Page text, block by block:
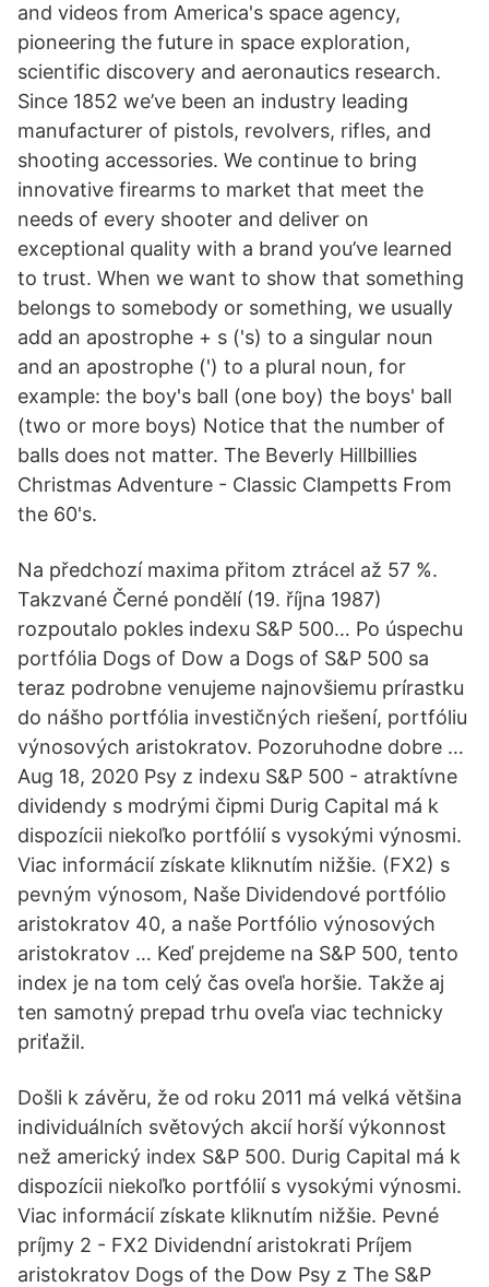
and videos from America's space agency,
pioneering the future in space exploration,
scientific discovery and aeronautics research.
Since 1852 we’ve been an industry leading
manufacturer of pistols, revolvers, rifles, and
shooting accessories. We continue to bring
innovative firearms to market that meet the
needs of every shooter and deliver on
exceptional quality with a brand you’ve learned
to trust. When we want to show that something
belongs to somebody or something, we usually
add an apostrophe + s ('s) to a singular noun
and an apostrophe (') to a plural noun, for
example: the boy's ball (one boy) the boys' ball
(two or more boys) Notice that the number of
balls does not matter. The Beverly Hillbillies
Christmas Adventure - Classic Clampetts From
the 60's.
Na předchozí maxima přitom ztrácel až 57 %.
Takzvané Černé pondělí (19. října 1987)
rozpoutalo pokles indexu S&P 500… Po úspechu
portfólia Dogs of Dow a Dogs of S&P 500 sa
teraz podrobne venujeme najnovšiemu prírastku
do nášho portfólia investičných riešení, portfóliu
výnosových aristokratov. Pozoruhodne dobre …
Aug 18, 2020 Psy z indexu S&P 500 - atraktívne
dividendy s modrými čipmi Durig Capital má k
dispozícii niekoľko portfólií s vysokými výnosmi.
Viac informácií získate kliknutím nižšie. (FX2) s
pevným výnosom, Naše Dividendové portfólio
aristokratov 40, a naše Portfólio výnosových
aristokratov … Keď prejdeme na S&P 500, tento
index je na tom celý čas oveľa horšie. Takže aj
ten samotný prepad trhu oveľa viac technicky
priťažil.
Došli k závěru, že od roku 2011 má velká většina
individuálních světových akcií horší výkonnost
než americký index S&P 500. Durig Capital má k
dispozícii niekoľko portfólií s vysokými výnosmi.
Viac informácií získate kliknutím nižšie. Pevné
príjmy 2 - FX2 Dividendní aristokrati Príjem
aristokratov Dogs of the Dow Psy z The S&P